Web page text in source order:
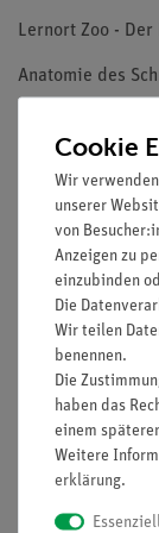
Lernort Zoo -
Anatomie des
Hase und
Hase und
Video
Hase und
Hase und
Hase und
Finde die 2
Finde die 2
Dinosaurier -
Cookie
Wir
unserer
von
Anzeigen zu
einzubinden
Die
Wir teilen
benennen.
Die
haben das
einem
Weitere
erklärung.